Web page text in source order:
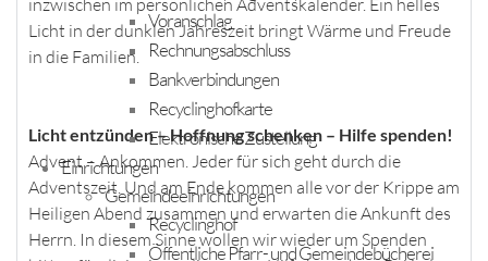
Voranschlag
Rechnungsabschluss
Bankverbindungen
Recyclinghofkarte
Elektronische Zustellung
Einrichtungen
Gemeindeeinrichtungen
Recyclinghof
Öffentliche Pfarr- und Gemeindebücherei
inzwischen im persönlichen Adventskalender. Ein helles
Licht in der dunklen Jahreszeit bringt Wärme und Freude
in die Familien.
Licht entzünden – Hoffnung schenken – Hilfe spenden!
Advent – Ankommen. Jeder für sich geht durch die
Adventszeit. Und am Ende kommen alle vor der Krippe am
Heiligen Abend zusammen und erwarten die Ankunft des
Herrn. In diesem Sinne wollen wir wieder um Spenden